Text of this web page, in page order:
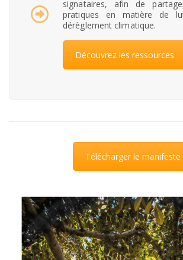
signataires, afin de
pratiques en matière de
dérèglement climatique.
Découvrez les ressources
Télécharger le manifeste